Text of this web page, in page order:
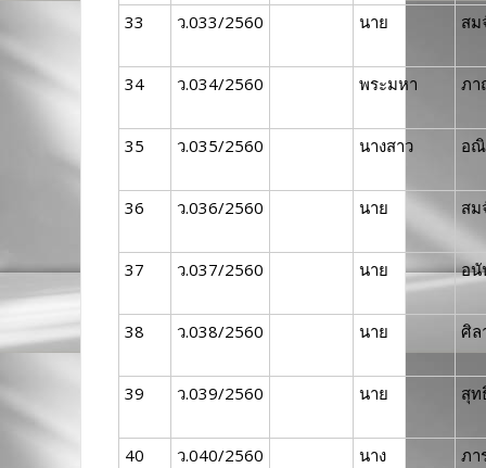
33 ว.033/2560 นาย สม
34 ว.034/2560 พระมหา ภ
35 ว.035/2560 นางสาว อ
36 ว.036/2560 นาย สม
37 ว.037/2560 นาย อนั
38 ว.038/2560 นาย ศิ
39 ว.039/2560 นาย สุท
40 ว.040/2560 นาง
ภา